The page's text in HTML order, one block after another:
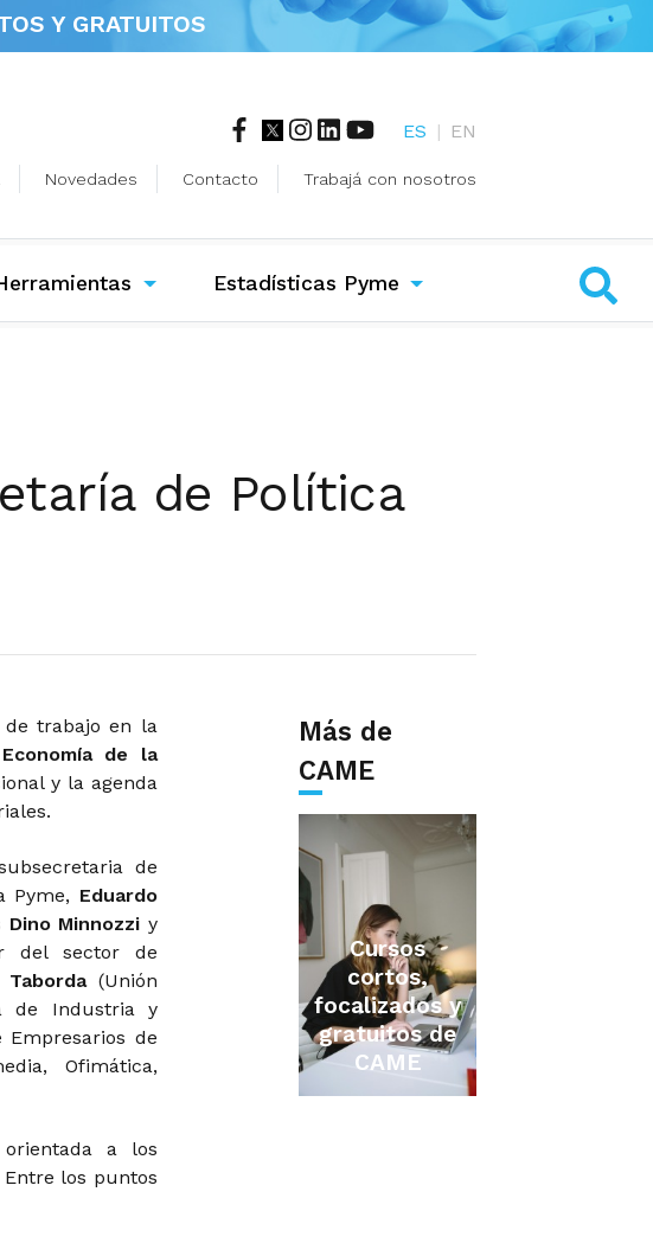
Y GRATUITOS
ES | EN
Novedades Contacto Trabajá con nosotros
Estadísticas Pyme
de Política
de trabajo en la
de la
y la agenda
de
Pyme, Eduardo
Dino Minnozzi y
del sector de
Taborda (Unión
de Industria y
Empresarios de
Ofimática,
a los
los puntos
Más de
CAME
Cursos
cortos,
focalizados y
gratuitos de
CAME